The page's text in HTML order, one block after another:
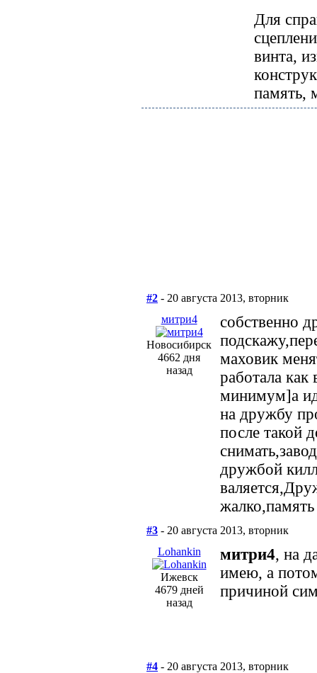
Для
винта,
память,
#2 - 20 августа 2013, вторник
митри4
Новосибирск
4662 дня
назад
собственно
маховик
работала как
минимум]а
на дружбу
после такой
дружбой
#3 - 20 августа 2013, вторник
Lohankin
Ижевск
4679 дней
назад
митри4, на
имею, а
причиной
#4 - 20 августа 2013, вторник